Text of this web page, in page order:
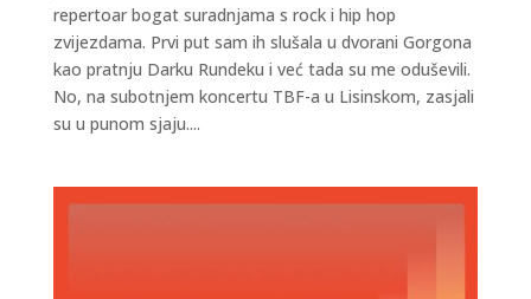
repertoar bogat suradnjama s rock i hip hop
zvijezdama. Prvi put sam ih slušala u dvorani Gorgona
kao pratnju Darku Rundeku i već tada su me oduševili.
No, na subotnjem koncertu TBF-a u Lisinskom, zasjali
su u punom sjaju....